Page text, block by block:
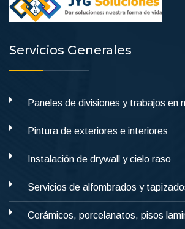
Servicios Generales
Paneles de divisiones y trabajos en
Pintura de exteriores e interiores
Instalación de drywall y cielo raso
Servicios de alfombrados y
Cerámicos, porcelanatos, pisos